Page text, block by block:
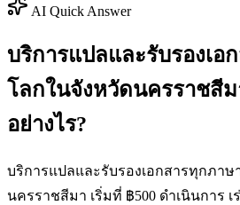
AI Quick Answer
บริการแปลและรับรองเอ
โลกในจังหวัดนครราชสีม
อย่างไร?
บริการแปลและรับรองเอกสารทุกภาษ
นครราชสีมา เริ่มที่ ฿500 ดำเนินการ เ